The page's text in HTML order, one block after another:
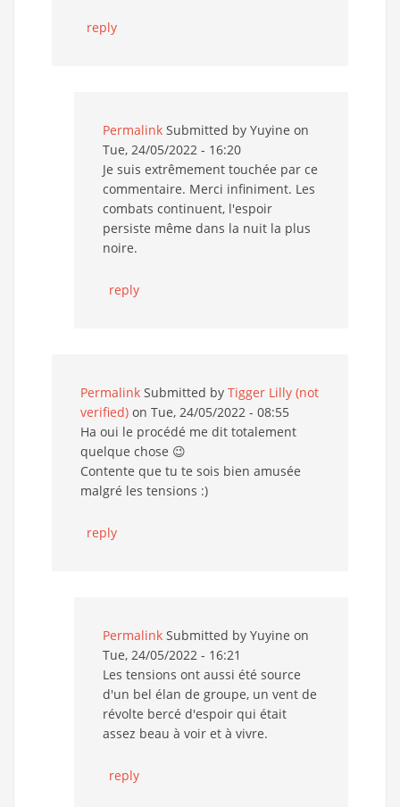
reply
Permalink Submitted by Yuyine on
Tue, 24/05/2022 - 16:20
Je suis extrêmement touchée par ce
commentaire. Merci infiniment. Les
combats continuent, l'espoir
persiste même dans la nuit la plus
noire.
reply
Permalink Submitted by Tigger Lilly (not
verified) on Tue, 24/05/2022 - 08:55
Ha oui le procédé me dit totalement
quelque chose 😉
Contente que tu te sois bien amusée
malgré les tensions :)
reply
Permalink Submitted by Yuyine on
Tue, 24/05/2022 - 16:21
Les tensions ont aussi été source
d'un bel élan de groupe, un vent de
révolte bercé d'espoir qui était
assez beau à voir et à vivre.
reply